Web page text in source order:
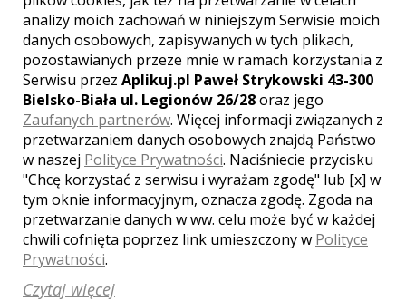
[ brak komentarzy ]
Zobacz także galerie
innych fotografów
analizy moich zachowań w niniejszym Serwisie moich
danych osobowych, zapisywanych w tych plikach,
pozostawianych przeze mnie w ramach korzystania z
Serwisu przez Aplikuj.pl Paweł Strykowski 43-300
Bielsko-Biała ul. Legionów 26/28oraz jego
Zaufanych partnerów. Więcej informacji związanych z
przetwarzaniem danych osobowych znajdą Państwo
w naszej Polityce Prywatności. Naciśniecie przycisku
"Chcę korzystać z serwisu i wyrażam zgodę" lub [x] w
tym oknie informacyjnym, oznacza zgodę. Zgoda na
przetwarzanie danych w ww. celu może być w każdej
chwili cofnięta poprzez link umieszczony w Polityce
Prywatności.
Czytaj więcej